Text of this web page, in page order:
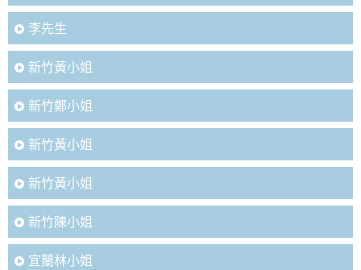
李先生
新竹黃小姐
新竹鄭小姐
新竹黃小姐
新竹黃小姐
新竹陳小姐
宜蘭林小姐